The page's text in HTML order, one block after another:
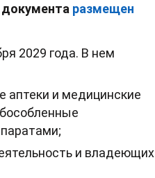
размещен
2029 года. В нем
аптеки и медицинские
и владеющих